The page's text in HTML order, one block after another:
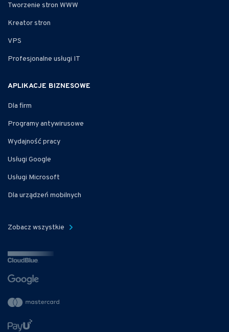
Tworzenie stron WWW
Kreator stron
VPS
Profesjonalne usługi IT
APLIKACJE BIZNESOWE
Dla firm
Programy antywirusowe
Wydajność pracy
Usługi Google
Usługi Microsoft
Dla urządzeń mobilnych
Zobacz wszystkie